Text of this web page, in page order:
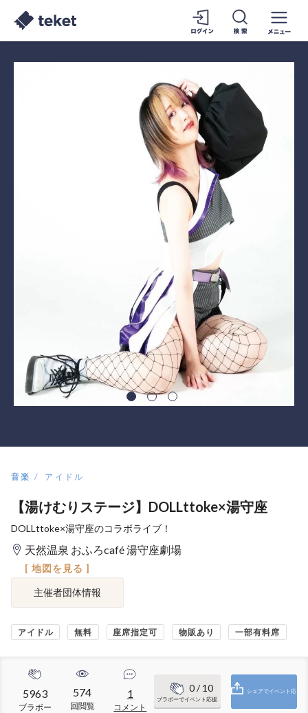
音楽 アイドル
【湯けむりステージ】DOLLttoke×湯守座
DOLLttoke×湯守座のコラボライブ！
天然温泉 おふろcafé 湯守座劇場
[ 地図を見る ]
主催者団体情報
アイドル 無料 座席指定可 物販あり 一部有料席
5963
ブラボー
574
回閲覧
1
コメント
0/ 10
ブラボーでイベント応援
シェアでイベント応